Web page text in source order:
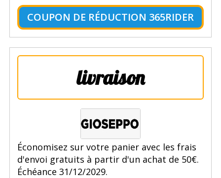
COUPON DE RÉDUCTION 365RIDER
livraison
Économisez sur votre panier avec les frais
d'envoi gratuits à partir d'un achat de 50€.
Échéance 31/12/2029.